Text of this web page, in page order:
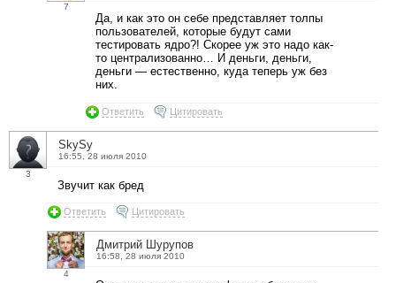
7
Да, и как это он себе представляет толпы
пользователей, которые будут сами
тестировать ядро?! Скорее уж это надо как-
то централизованно… И деньги, деньги,
деньги — естественно, куда теперь уж без
них.
Ответить Цитировать
3
SkySy
16:55, 28 июля 2010
Звучит как бред
Ответить Цитировать
4
Дмитрий Шурупов
16:58, 28 июля 2010